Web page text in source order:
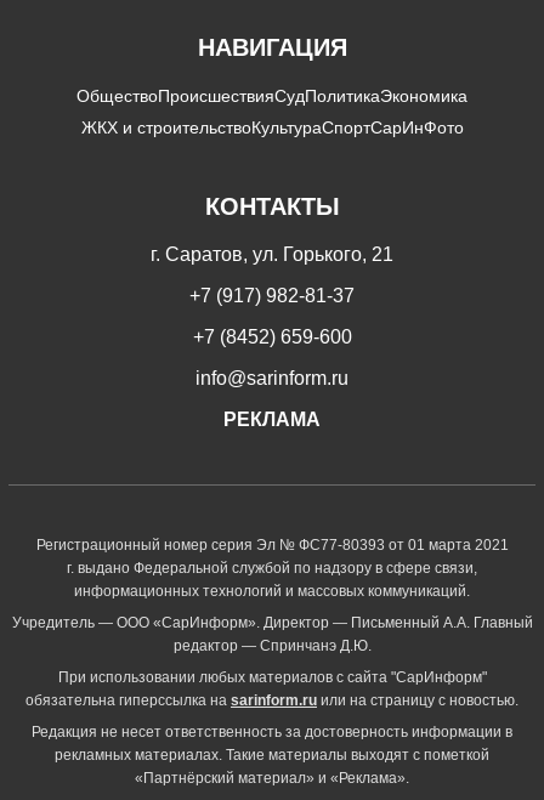
НАВИГАЦИЯ
ОбществоПроисшествияСудПолитикаЭкономика
ЖКХ и строительствоКультураСпортСарИнФото
КОНТАКТЫ
г. Саратов, ул. Горького, 21
+7 (917) 982-81-37
+7 (8452) 659-600
info@sarinform.ru
РЕКЛАМА
Регистрационный номер серия Эл № ФС77-80393 от 01 марта 2021
г. выдано Федеральной службой по надзору в сфере связи,
информационных технологий и массовых коммуникаций.
Учредитель — ООО «СарИнформ». Директор — Письменный А.А. Главный
редактор — Спринчанэ Д.Ю.
При использовании любых материалов с сайта "СарИнформ"
обязательна гиперссылка на sarinform.ru или на страницу с новостью.
Редакция не несет ответственность за достоверность информации в
рекламных материалах. Такие материалы выходят с пометкой
«Партнёрский материал» и «Реклама».